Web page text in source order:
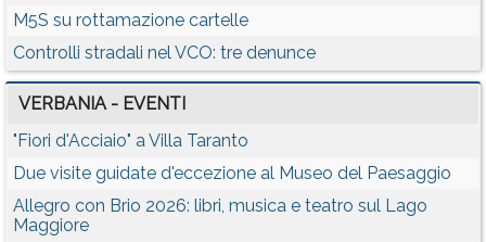
M5S su rottamazione cartelle
Controlli stradali nel VCO: tre denunce
VERBANIA - EVENTI
"Fiori d'Acciaio" a Villa Taranto
Due visite guidate d'eccezione al Museo del Paesaggio
Allegro con Brio 2026: libri, musica e teatro sul Lago
Maggiore